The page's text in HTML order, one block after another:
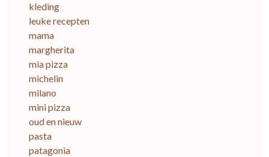
kleding
leuke recepten
mama
margherita
mia pizza
michelin
milano
mini pizza
oud en nieuw
pasta
patagonia